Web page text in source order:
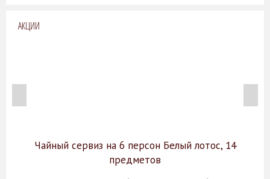
АКЦИИ
Чайный сервиз на 6 персон Белый лотос, 14
предметов